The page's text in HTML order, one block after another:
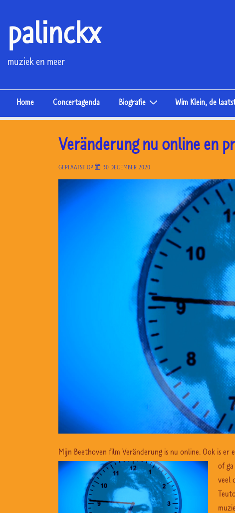
hoofdinhoud
palinckx
muziek en meer
Hoofd
navigatie
Home Concertagenda Biografie Wim Klein, de
Veränderung nu online en
GEPLAATST OP 30 DECEMBER 2020
Mijn Beethoven film Veränderung is nu online. Ook is
of
veel